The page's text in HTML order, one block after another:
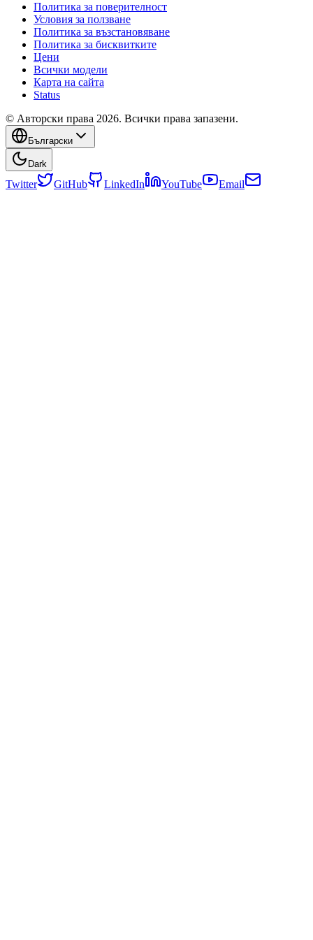
Политика за поверителност
Условия за ползване
Политика за възстановяване
Политика за бисквитките
Цени
Всички модели
Карта на сайта
Status
© Авторски права 2026. Всички права запазени.
Български
Dark
Twitter GitHub LinkedIn YouTube Email